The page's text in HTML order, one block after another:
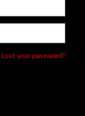
Lost your password?